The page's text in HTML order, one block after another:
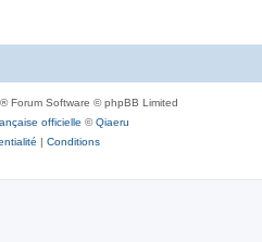
® Forum Software © phpBB Limited
officielle ©Qiaeru
| Conditions